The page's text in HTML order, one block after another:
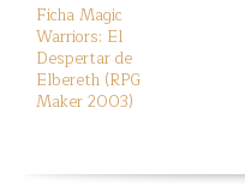
Ficha Magic
Warriors: El
Despertar de
Elbereth (RPG
Maker 2003)